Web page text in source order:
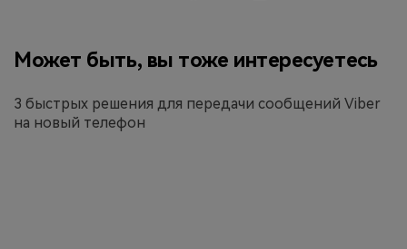
Может быть, вы тоже интересуетесь
3 быстрых решения для передачи сообщений Viber
на новый телефон